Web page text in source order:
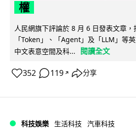
權
人民網旗下評論於 8 月 6 日發表文章，
「Token」、「Agent」及「LLM」等
中文表意空間及科...
閱讀全文
352 119 ↗ 分享
科技娛樂 生活科技 汽車科技